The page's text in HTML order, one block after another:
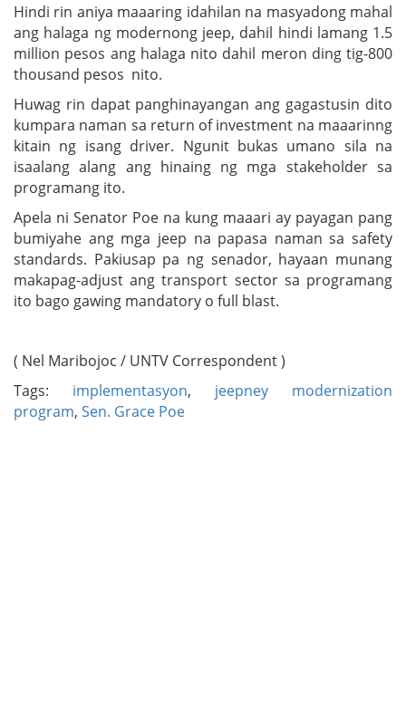
Hindi rin aniya maaaring idahilan na masyadong mahal
ang halaga ng modernong jeep, dahil hindi lamang 1.5
million pesos ang halaga nito dahil meron ding tig-800
thousand pesos nito.
Huwag rin dapat panghinayangan ang gagastusin dito
kumpara naman sa return of investment na maaarinng
kitain ng isang driver. Ngunit bukas umano sila na
isaalang alang ang hinaing ng mga stakeholder sa
programang ito.
Apela ni Senator Poe na kung maaari ay payagan pang
bumiyahe ang mga jeep na papasa naman sa safety
standards. Pakiusap pa ng senador, hayaan munang
makapag-adjust ang transport sector sa programang
ito bago gawing mandatory o full blast.
( Nel Maribojoc / UNTV Correspondent )
Tags: implementasyon, jeepney modernization
program, Sen. Grace Poe